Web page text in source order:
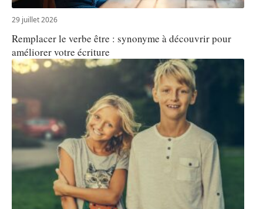
29 juillet 2026
Remplacer le verbe être : synonyme à découvrir pour
améliorer votre écriture